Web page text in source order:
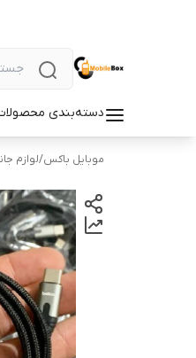
دسته‌بندی
موبایل باکس/لوازم